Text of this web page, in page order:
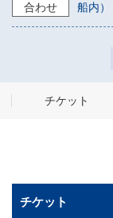
合わせ
船内）
チケット
チケット